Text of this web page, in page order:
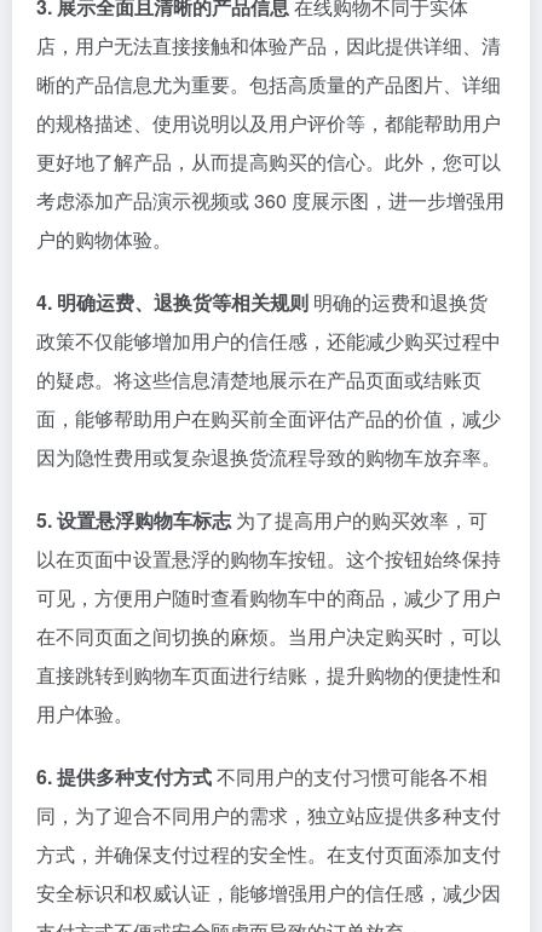
3. 展示全面且清晰的产品信息在线购物不同于实体
店，用户无法直接接触和体验产品，因此提供详细、清
晰的产品信息尤为重要。包括高质量的产品图片、详细
的规格描述、使用说明以及用户评价等，都能帮助用户
更好地了解产品，从而提高购买的信心。此外，您可以
考虑添加产品演示视频或 360 度展示图，进一步增强用
户的购物体验。
4. 明确运费、退换货等相关规则 明确的运费和退换货
政策不仅能够增加用户的信任感，还能减少购买过程中
的疑虑。将这些信息清楚地展示在产品页面或结账页
面，能够帮助用户在购买前全面评估产品的价值，减少
因为隐性费用或复杂退换货流程导致的购物车放弃率。
5. 设置悬浮购物车标志为了提高用户的购买效率，可
以在页面中设置悬浮的购物车按钮。这个按钮始终保持
可见，方便用户随时查看购物车中的商品，减少了用户
在不同页面之间切换的麻烦。当用户决定购买时，可以
直接跳转到购物车页面进行结账，提升购物的便捷性和
用户体验。
6. 提供多种支付方式不同用户的支付习惯可能各不相
同，为了迎合不同用户的需求，独立站应提供多种支付
方式，并确保支付过程的安全性。在支付页面添加支付
安全标识和权威认证，能够增强用户的信任感，减少因